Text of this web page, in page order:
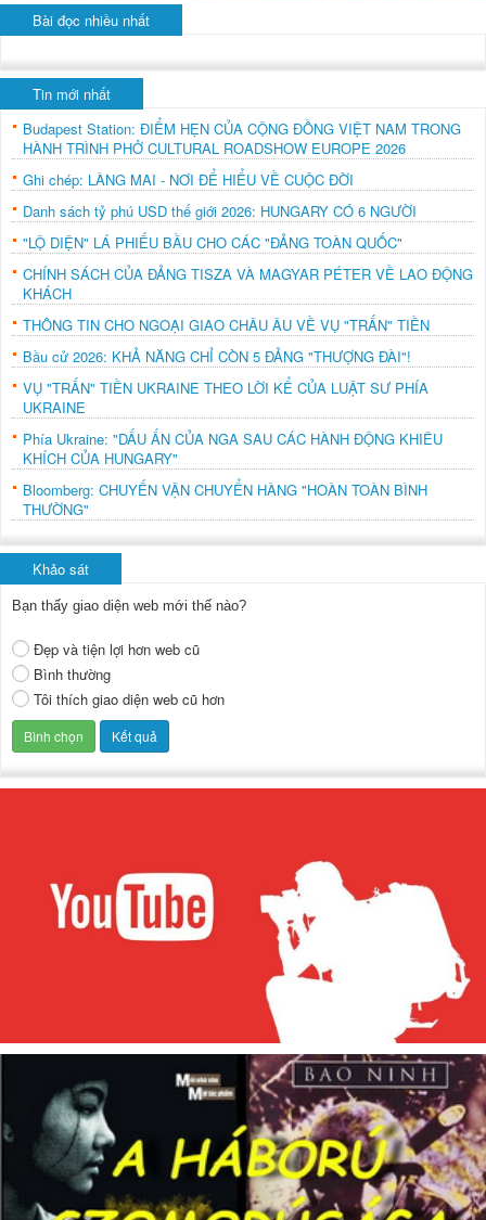
Bài đọc nhiều nhất
Tin mới nhất
Budapest Station: ĐIỂM HẸN CỦA CỘNG ĐỒNG VIỆT NAM TRONG
HÀNH TRÌNH PHỞ CULTURAL ROADSHOW EUROPE 2026
Ghi chép: LÀNG MAI - NƠI ĐỂ HIỂU VỀ CUỘC ĐỜI
Danh sách tỷ phú USD thế giới 2026: HUNGARY CÓ 6 NGƯỜI
"LỘ DIỆN" LÁ PHIẾU BẦU CHO CÁC "ĐẢNG TOÀN QUỐC"
CHÍNH SÁCH CỦA ĐẢNG TISZA VÀ MAGYAR PÉTER VỀ LAO ĐỘNG
KHÁCH
THÔNG TIN CHO NGOẠI GIAO CHÂU ÂU VỀ VỤ "TRẤN" TIỀN
Bầu cử 2026: KHẢ NĂNG CHỈ CÒN 5 ĐẢNG "THƯỢNG ĐÀI"!
VỤ "TRẤN" TIỀN UKRAINE THEO LỜI KỂ CỦA LUẬT SƯ PHÍA
UKRAINE
Phía Ukraine: "DẤU ẤN CỦA NGA SAU CÁC HÀNH ĐỘNG KHIÊU
KHÍCH CỦA HUNGARY"
Bloomberg: CHUYẾN VẬN CHUYỂN HÀNG "HOÀN TOÀN BÌNH
THƯỜNG"
Khảo sát
Bạn thấy giao diện web mới thế nào?
Đẹp và tiện lợi hơn web cũ
Bình thường
Tôi thích giao diện web cũ hơn